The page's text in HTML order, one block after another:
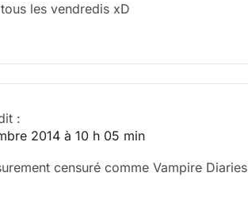
les vendredis xD
:
2014 à 10 h 05 min
censuré comme Vampire Diaries